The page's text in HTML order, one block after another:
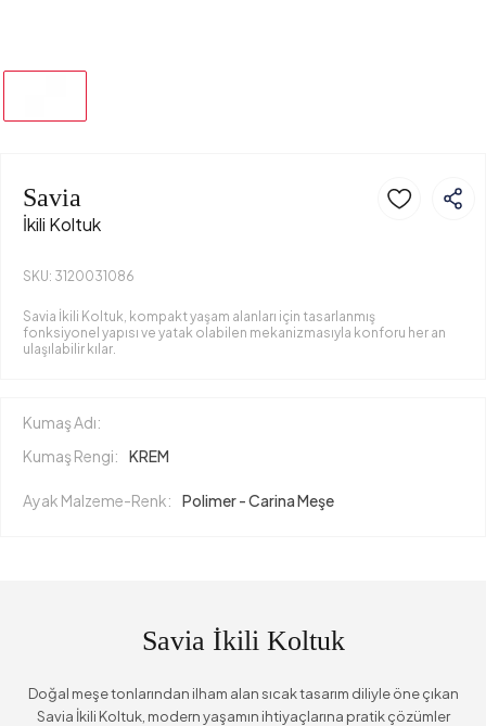
Savia
İkili Koltuk
SKU: 3120031086
Savia İkili Koltuk, kompakt yaşam alanları için tasarlanmış
fonksiyonel yapısı ve yatak olabilen mekanizmasıyla konforu her an
ulaşılabilir kılar.
Kumaş Adı:
Kumaş Rengi:
KREM
Ayak Malzeme-Renk: Polimer - Carina Meşe
Savia İkili Koltuk
Doğal meşe tonlarından ilham alan sıcak tasarım diliyle öne çıkan
Savia İkili Koltuk, modern yaşamın ihtiyaçlarına pratik çözümler